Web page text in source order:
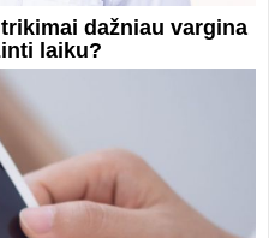
dažniau vargina
laiku?